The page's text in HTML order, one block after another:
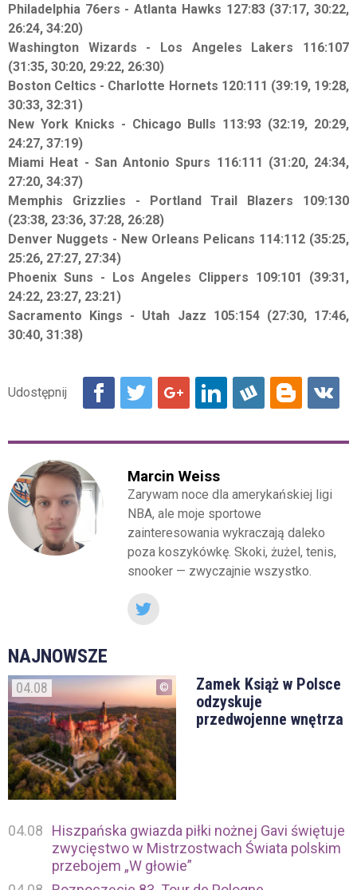
Philadelphia 76ers - Atlanta Hawks 127:83 (37:17, 30:22,
26:24, 34:20)
Washington Wizards - Los Angeles Lakers 116:107
(31:35, 30:20, 29:22, 26:30)
Boston Celtics - Charlotte Hornets 120:111 (39:19, 19:28,
30:33, 32:31)
New York Knicks - Chicago Bulls 113:93 (32:19, 20:29,
24:27, 37:19)
Miami Heat - San Antonio Spurs 116:111 (31:20, 24:34,
27:20, 34:37)
Memphis Grizzlies - Portland Trail Blazers 109:130
(23:38, 23:36, 37:28, 26:28)
Denver Nuggets - New Orleans Pelicans 114:112 (35:25,
25:26, 27:27, 27:34)
Phoenix Suns - Los Angeles Clippers 109:101 (39:31,
24:22, 23:27, 23:21)
Sacramento Kings - Utah Jazz 105:154 (27:30, 17:46,
30:40, 31:38)
Marcin Weiss
Zarywam noce dla amerykańskiej ligi
NBA, ale moje sportowe
zainteresowania wykraczają daleko
poza koszykówkę. Skoki, żużel, tenis,
snooker — zwyczajnie wszystko.
NAJNOWSZE
04.08
Zamek Książ w Polsce
odzyskuje
przedwojenne wnętrza
04.08
Hiszpańska gwiazda piłki nożnej Gavi świętuje
zwycięstwo w Mistrzostwach Świata polskim
przebojem „W głowie”